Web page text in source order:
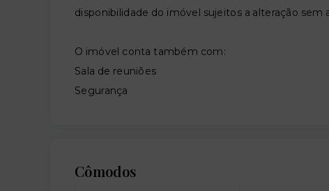
disponibilidade do imóvel sujeitos a alteração sem
O imóvel conta também com:
Sala de reuniões
Segurança
Cômodos